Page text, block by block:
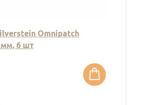
Omnipatch
мм, 6 шт